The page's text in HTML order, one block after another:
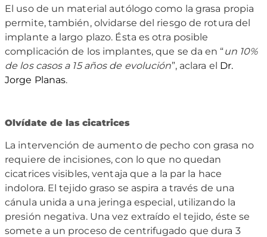
El uso de un material autólogo como la grasa propia
permite, también, olvidarse del riesgo de rotura del
implante a largo plazo. Ésta es otra posible
complicación de los implantes, que se da en “un 10%
de los casos a 15 años de evolución”, aclara el Dr.
Jorge Planas.
Olvídate de las cicatrices
La intervención de aumento de pecho con grasa no
requiere de incisiones, con lo que no quedan
cicatrices visibles, ventaja que a la par la hace
indolora. El tejido graso se aspira a través de una
cánula unida a una jeringa especial, utilizando la
presión negativa. Una vez extraído el tejido, éste se
somete a un proceso de centrifugado que dura 3